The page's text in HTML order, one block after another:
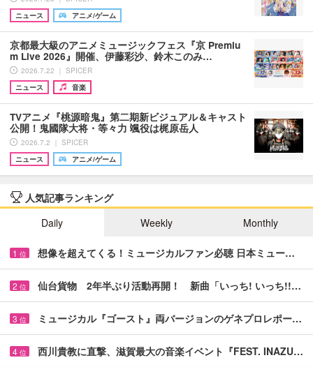
ニュース
アニメ/ゲーム
京都最大級のアニメミュージックフェス『京 Premiu
m Live 2026』開催、伊藤彩沙、鈴木このみ…
2026.7.22 ｜ SPICER
ニュース
音楽
TVアニメ『桃源暗鬼』第二期新ビジュアル＆キャスト
公開！鬼國隊大将・等々力 颯役は梶原岳人
2026.7.2 ｜ SPICER
ニュース
アニメ/ゲーム
人気記事ランキング
Daily
Weekly Monthly
1 位 想像を超えてくる！ミュージカルファン必聴 日本ミュー…
2 位 仙台貨物 2年半ぶり活動再開！ 新曲「いっち! いっち!!…
3 位 ミュージカル『ゴースト』両バージョンのゲネプロレポー…
4 位 西川貴教に直撃、滋賀最大の音楽イベント『FEST. INAZU…